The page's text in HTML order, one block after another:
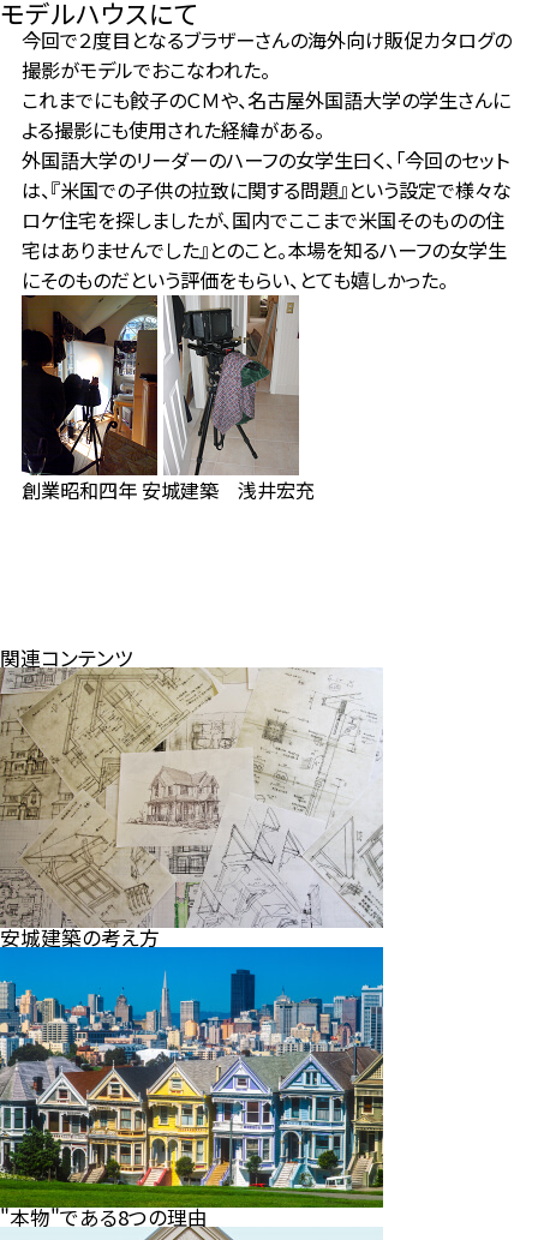
モデルハウスにて
今回で２度目となるブラザーさんの海外向け販促カタログの
撮影がモデルでおこなわれた。
これまでにも餃子のＣＭや、名古屋外国語大学の学生さんに
よる撮影にも使用された経緯がある。
外国語大学のリーダーのハーフの女学生曰く、「今回のセット
は、『米国での子供の拉致に関する問題』という設定で様々な
ロケ住宅を探しましたが、国内でここまで米国そのものの住
宅はありませんでした』とのこと。本場を知るハーフの女学生
にそのものだという評価をもらい、とても嬉しかった。
創業昭和四年 安城建築 浅井宏充
関連コンテンツ
安城建築の考え方
"本物"である8つの理由